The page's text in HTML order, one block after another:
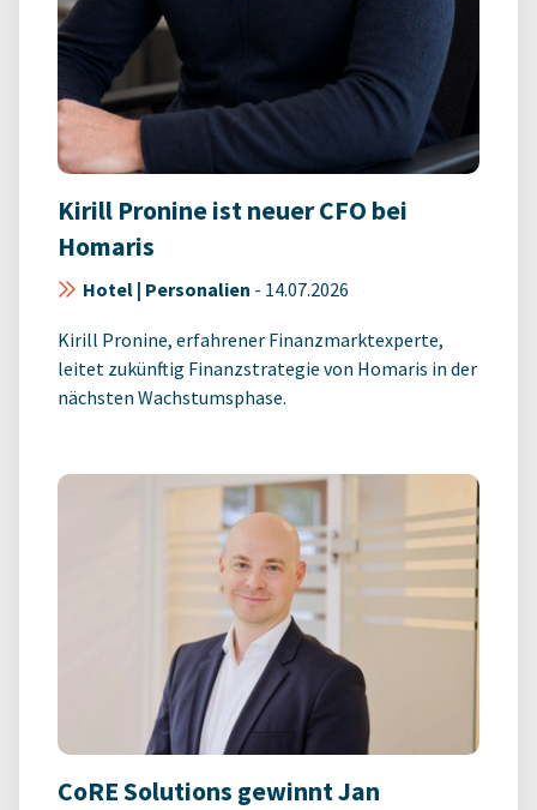
Kirill Pronine ist neuer CFO bei
Homaris
Hotel | Personalien - 14.07.2026
Kirill Pronine, erfahrener Finanzmarktexperte,
leitet zukünftig Finanzstrategie von Homaris in der
nächsten Wachstumsphase.
CoRE Solutions gewinnt Jan